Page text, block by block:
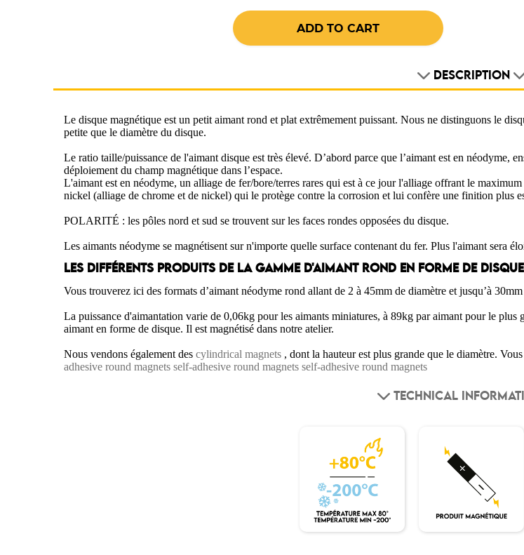
DESCRIPTION
Le disque magnétique est un petit aimant rond et plat extrêmement puissant. Nous ne distinguons le
petite que le diamètre du disque.
Le ratio taille/puissance de l'aimant disque est très élevé. D’abord parce que l’aimant est en néodyme,
déploiement du champ magnétique dans l’espace.
L'aimant est en néodyme, un alliage de fer/bore/terres rares qui est à ce jour l'alliage offrant le
nickel (alliage de chrome et de nickel) qui le protège contre la corrosion et lui confère une finition plus
POLARITÉ : les pôles nord et sud se trouvent sur les faces rondes opposées du disque.
Les aimants néodyme se magnétisent sur n'importe quelle surface contenant du fer. Plus l'aimant sera
LES DIFFÉRENTS PRODUITS DE LA GAMME D'AIMANT ROND EN FORME DE DISQUE
Vous trouverez ici des formats d’aimant néodyme rond allant de 2 à 45mm de diamètre et jusqu’à 30mm
La puissance d'aimantation varie de 0,06kg pour les aimants miniatures, à 89kg par aimant pour le
aimant en forme de disque. Il est magnétisé dans notre atelier.
Nous vendons également descylindrical magnets , dont la hauteur est plus grande que le diamètre.
adhesive round magnets self-adhesive round magnets self-adhesive round magnets
TECHNICAL